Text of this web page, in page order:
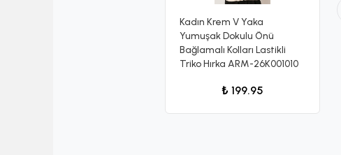
Kadın Krem V Yaka
Yumuşak Dokulu Önü
Bağlamalı Kolları Lastikli
Triko Hırka ARM-26K001010
₺ 199.95